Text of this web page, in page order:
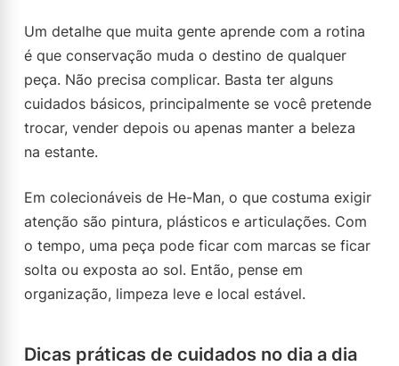
Um detalhe que muita gente aprende com a rotina
é que conservação muda o destino de qualquer
peça. Não precisa complicar. Basta ter alguns
cuidados básicos, principalmente se você pretende
trocar, vender depois ou apenas manter a beleza
na estante.
Em colecionáveis de He-Man, o que costuma exigir
atenção são pintura, plásticos e articulações. Com
o tempo, uma peça pode ficar com marcas se ficar
solta ou exposta ao sol. Então, pense em
organização, limpeza leve e local estável.
Dicas práticas de cuidados no dia a dia